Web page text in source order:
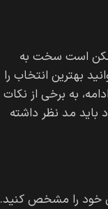
است سخت به
بهترین انتخاب را
به برخی از نکات
باید مد نظر داشته
خود را مشخص کنید.